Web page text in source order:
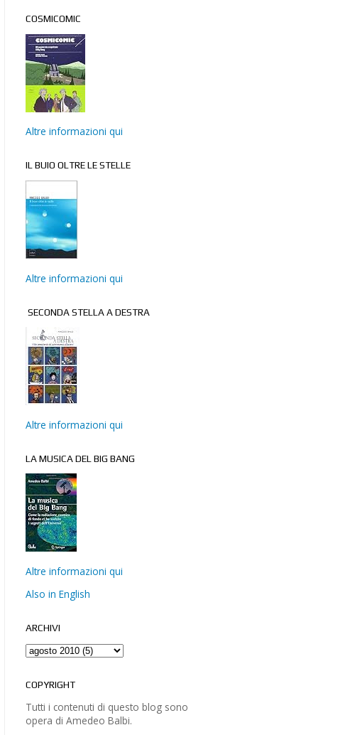
COSMICOMIC
Altre informazioni qui
IL BUIO OLTRE LE STELLE
Altre informazioni qui
SECONDA STELLA A DESTRA
Altre informazioni qui
LA MUSICA DEL BIG BANG
Altre informazioni qui
Also in English
ARCHIVI
COPYRIGHT
Tutti i contenuti di questo blog sono
opera di Amedeo Balbi.